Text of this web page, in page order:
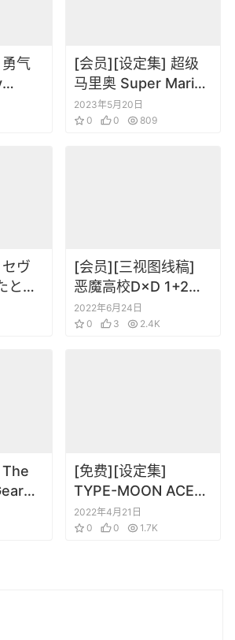
气
[会员][设定集] 超级
马里奥 Super Mario
BROS. Encyclopedia
The Official Guide
2023年5月20日
0
0 809
ヴ
とす
ア
[会员][三视图线稿]
恶魔高校D×D 1+2季
动画资料设定线稿集
2022年6月24日
0
3 2.4K
新川
[免费][设定集]
TYPE-MOON ACE
14 型月角色设定
2022年4月21日
0
0 1.7K